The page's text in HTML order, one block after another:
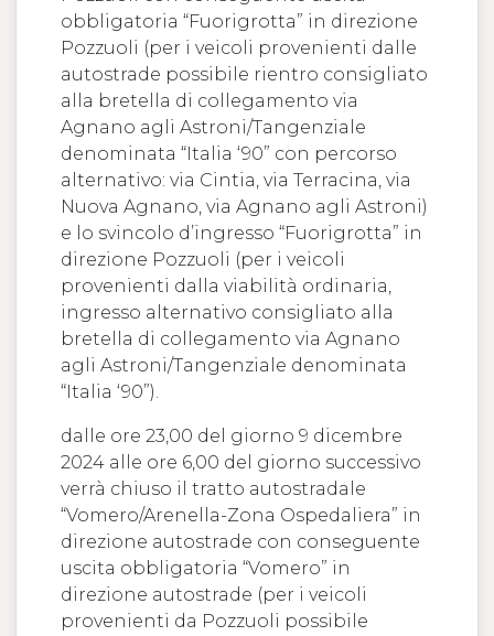
obbligatoria “Fuorigrotta” in direzione
Pozzuoli (per i veicoli provenienti dalle
autostrade possibile rientro consigliato
alla bretella di collegamento via
Agnano agli Astroni/Tangenziale
denominata “Italia ‘90” con percorso
alternativo: via Cintia, via Terracina, via
Nuova Agnano, via Agnano agli Astroni)
e lo svincolo d’ingresso “Fuorigrotta” in
direzione Pozzuoli (per i veicoli
provenienti dalla viabilità ordinaria,
ingresso alternativo consigliato alla
bretella di collegamento via Agnano
agli Astroni/Tangenziale denominata
“Italia ‘90”).
dalle ore 23,00 del giorno 9 dicembre
2024 alle ore 6,00 del giorno successivo
verrà chiuso il tratto autostradale
“Vomero/Arenella-Zona Ospedaliera” in
direzione autostrade con conseguente
uscita obbligatoria “Vomero” in
direzione autostrade (per i veicoli
provenienti da Pozzuoli possibile